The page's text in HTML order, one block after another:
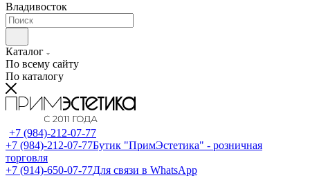
Владивосток
Каталог
По всему сайту
По каталогу
+7 (984)-212-07-77
+7 (984)-212-07-77Бутик "ПримЭстетика" - розничная
торговля
+7 (914)-650-07-77Для связи в WhatsApp